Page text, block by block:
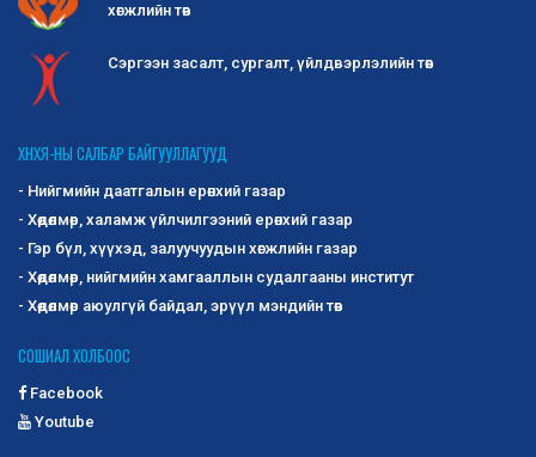
хөгжлийн төв
Сэргээн засалт, сургалт, үйлдвэрлэлийн төв
ХНХЯ-НЫ САЛБАР БАЙГУУЛЛАГУУД
- Нийгмийн даатгалын ерөнхий газар
- Хөдөлмөр, халамж үйлчилгээний ерөнхий газар
- Гэр бүл, хүүхэд, залуучуудын хөгжлийн газар
- Хөдөлмөр, нийгмийн хамгааллын судалгааны институт
- Хөдөлмөр аюулгүй байдал, эрүүл мэндийн төв
СОШИАЛ ХОЛБООС
Facebook
Youtube